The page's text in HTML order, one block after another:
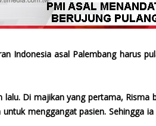
Indonesia asal Palembang harus
Di majikan yang pertama,
menggangat pasien. Sehingga